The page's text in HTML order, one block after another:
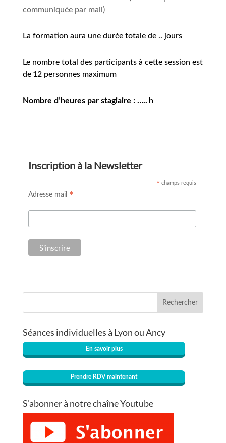
communiquée par mail)
La formation aura une durée totale de .. jours
Le nombre total des participants à cette session est
de 12personnes maximum
Nombre d’heures par stagiaire : ….. h
Inscription à la Newsletter
* champs requis
Adresse mail *
Rechercher
Séances individuelles à Lyon ou Ancy
En savoir plus
Prendre RDV maintenant
S’abonner à notre chaîne Youtube